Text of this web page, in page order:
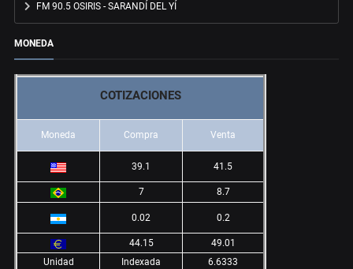
FM 90.5 OSIRIS - SARANDÍ DEL YÍ
MONEDA
COTIZACIONES
Moneda Compra Venta
39.1 41.5
7 8.7
0.02 0.2
44.15
49.01
Unidad
Indexada 6.6333